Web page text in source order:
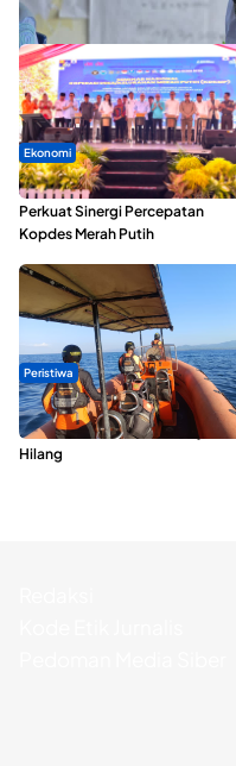
88 Desa
Ekonomi
Seminar di Ternate, Mendes
Perkuat Sinergi Percepatan
Kopdes Merah Putih
Peristiwa
Dua Longboat Bertabrakan di
Perairan Taliabu, Satu Nelayan
Hilang